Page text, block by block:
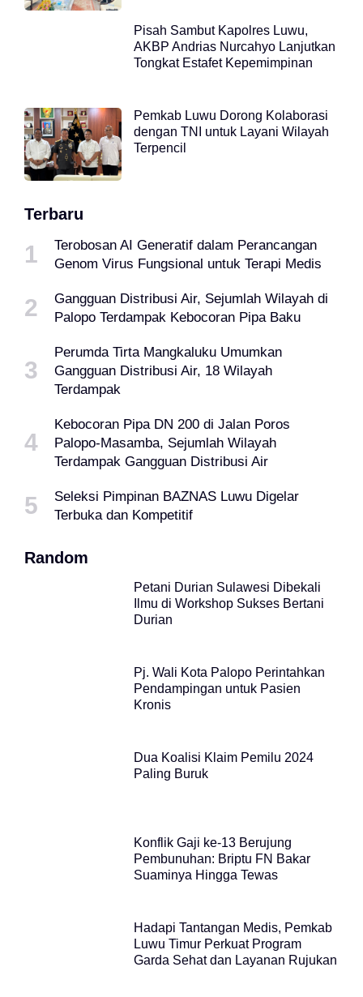
Pisah Sambut Kapolres Luwu,
AKBP Andrias Nurcahyo Lanjutkan
Tongkat Estafet Kepemimpinan
Pemkab Luwu Dorong Kolaborasi
dengan TNI untuk Layani Wilayah
Terpencil
Terbaru
Terobosan AI Generatif dalam Perancangan
Genom Virus Fungsional untuk Terapi Medis
Gangguan Distribusi Air, Sejumlah Wilayah di
Palopo Terdampak Kebocoran Pipa Baku
Perumda Tirta Mangkaluku Umumkan
Gangguan Distribusi Air, 18 Wilayah
Terdampak
Kebocoran Pipa DN 200 di Jalan Poros
Palopo-Masamba, Sejumlah Wilayah
Terdampak Gangguan Distribusi Air
Seleksi Pimpinan BAZNAS Luwu Digelar
Terbuka dan Kompetitif
Random
Petani Durian Sulawesi Dibekali
Ilmu di Workshop Sukses Bertani
Durian
Pj. Wali Kota Palopo Perintahkan
Pendampingan untuk Pasien
Kronis
Dua Koalisi Klaim Pemilu 2024
Paling Buruk
Konflik Gaji ke-13 Berujung
Pembunuhan: Briptu FN Bakar
Suaminya Hingga Tewas
Hadapi Tantangan Medis, Pemkab
Luwu Timur Perkuat Program
Garda Sehat dan Layanan Rujukan